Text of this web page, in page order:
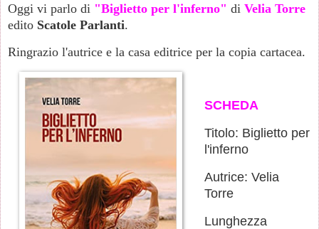
Oggi vi parlo di "Biglietto per l'inferno" di Velia Torre
edito Scatole Parlanti.
Ringrazio l'autrice e la casa editrice per la copia cartacea.
SCHEDA
Titolo: Biglietto per
l'inferno
Autrice: Velia
Torre
Lunghezza